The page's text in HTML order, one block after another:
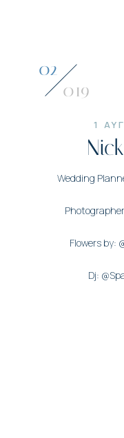
03
019
1
Wedding
Flowers by:
Dj: